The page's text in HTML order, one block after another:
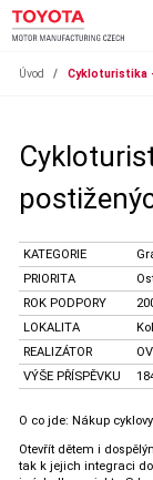
Úvod / Cykloturistika
KATEGORIE
PRIORITA
ROK PODPORY
LOKALITA
REALIZÁTOR
VÝŠE PŘÍSPĚVKU
O co jde: Nákup
Otevřít dětem i
tak k jejich integraci